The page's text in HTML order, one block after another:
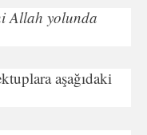
Allah yolunda
aşağıdaki